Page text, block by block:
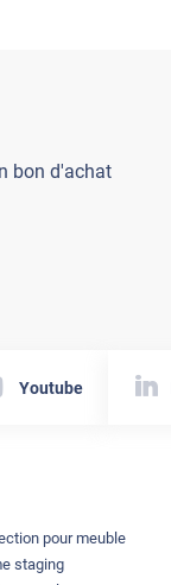
bon d'achat
Youtube
pour meuble
staging